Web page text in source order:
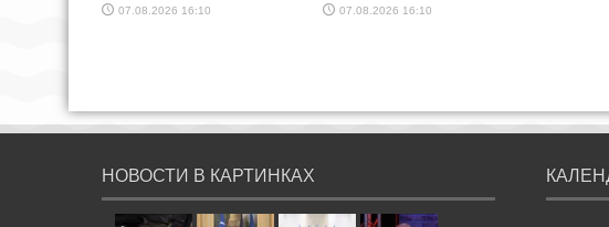
07.08.2026 16:10 07.08.2026 16:10
НОВОСТИ В КАРТИНКАХ